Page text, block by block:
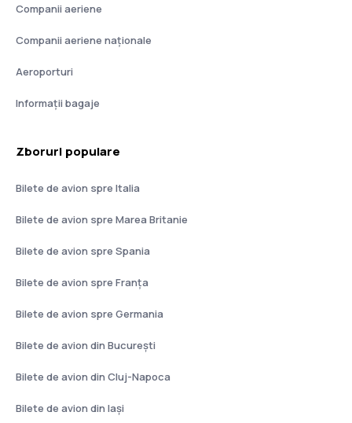
Companii aeriene
Companii aeriene naţionale
Aeroporturi
Informații bagaje
Zboruri populare
Bilete de avion spre Italia
Bilete de avion spre Marea Britanie
Bilete de avion spre Spania
Bilete de avion spre Franţa
Bilete de avion spre Germania
Bilete de avion din București
Bilete de avion din Cluj-Napoca
Bilete de avion din Iași